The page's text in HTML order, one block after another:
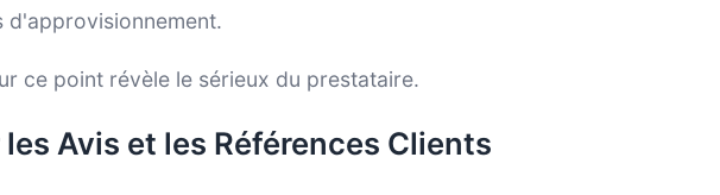
d'approvisionnement.
ce point révèle le sérieux du prestataire.
Avis et les Références Clients